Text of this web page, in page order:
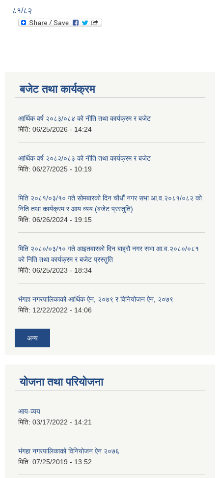
८१/८२
बजेट तथा कार्यक्रम
आर्थिक वर्ष २०८३/०८४ को नीति तथा कार्यक्रम र बजेट
मिति: 06/25/2026 - 14:24
आर्थिक वर्ष २०८२/०८३ को नीति तथा कार्यक्रम र बजेट
मिति: 06/27/2025 - 10:19
मिति २०८१/०३/१० गते सोमबारको दिन चौधौं नगर सभा आ.व.२०८१/०८२ को
निति तथा कार्यक्रम र आय व्यय (बजेट प्रस्तुति)
मिति: 06/26/2024 - 19:15
मिति २०८०/०३/१० गते आइतवारको दिन बाह्रौ नगर सभा आ.व.२०८०/०८१
को निति तथा कार्यक्रम र बजेट प्रस्तुति
मिति: 06/25/2023 - 18:34
भंगहा नगरपालिकाको आर्थिक ऐन, २०७९ र विनियोजन ऐन, २०७९
मिति: 12/22/2022 - 14:06
अन्य
योजना तथा परियोजना
आय-व्यय
मिति: 03/17/2022 - 14:21
भंगहा नगरपालिकाको विनियोजन ऐन २०७६
मिति: 07/25/2019 - 13:52